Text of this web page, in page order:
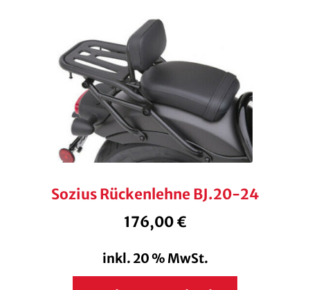
Sozius Rückenlehne BJ.20-24
176,00€
inkl. 20 % MwSt.